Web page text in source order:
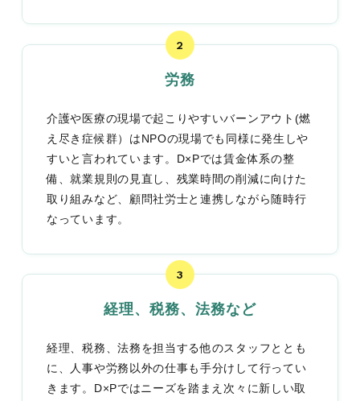
労務
介護や医療の現場で起こりやすいバーンアウト(燃
え尽き症候群）はNPOの現場でも同様に発生しや
すいと言われています。D×Pでは賃金体系の整
備、就業規則の見直し、残業時間の削減に向けた
取り組みなど、顧問社労士と連携しながら随時行
なっています。
経理、税務、法務など
経理、税務、法務を担当する他のスタッフととも
に、人事や労務以外の仕事も手分けして行ってい
きます。D×Pではニーズを踏まえ次々に新しい取